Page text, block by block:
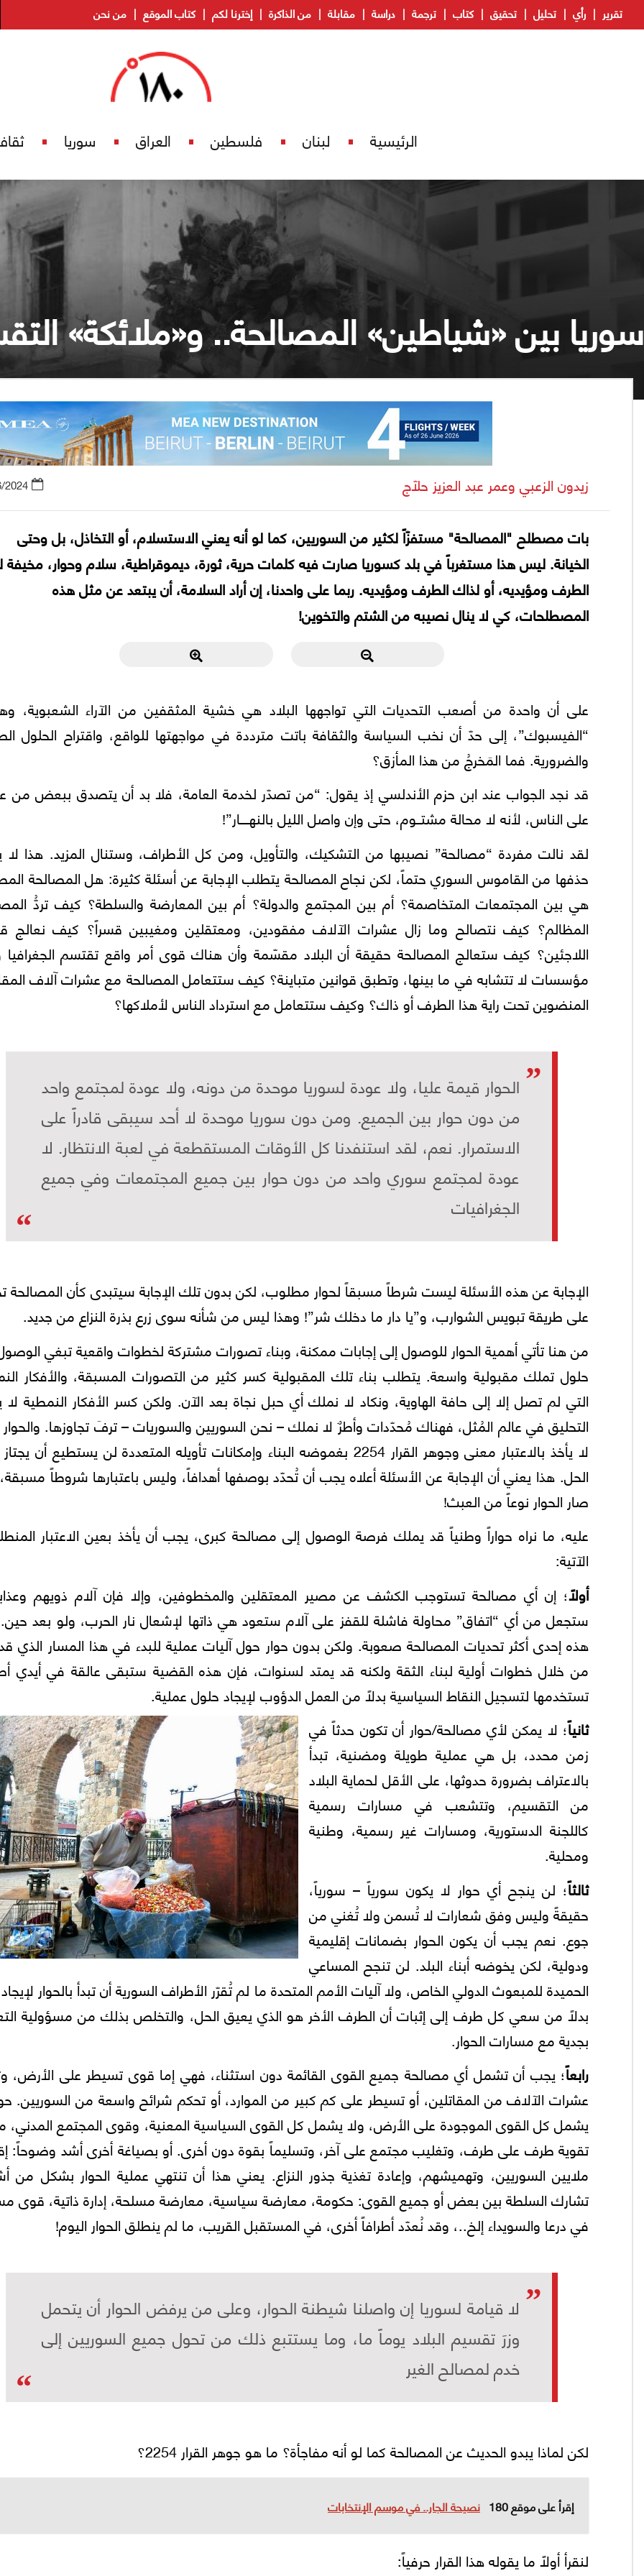
تقرير رأي تحليل تحقيق كتاب ترجمة دراسة مقابلة من الذاكرة إخترنا لكم كتاب الموقع من نحن
الرئيسية لبنان فلسطين العراق سوريا
سوريا بين «شياطين» المصالحة.. و«ملائكة»
زيدون الزعبي وعمر عبد العزيز حلّاج 2024
بات مصطلح "المصالحة" مستفزّاً لكثير من السوريين، كما لو أنه يعني الاستسلام، أو التخاذل، بل وحتى
الخيانة. ليس هذا مستغرباً في بلد كسوريا صارت فيه كلمات حرية، ثورة، ديموقراطية، سلام وحوار، مخيفة
الطرف ومؤيديه، أو لذاك الطرف ومؤيديه. ربما على واحدنا، إن أراد السلامة، أن يبتعد عن مثل هذه
المصطلحات، كي لا ينال نصيبه من الشتم والتخوين!
على أن واحدة من أصعب التحديات التي تواجهها البلاد هي خشية المثقفين من الآراء الشعبوية،
“الفيسبوك”، إلى حدّ أن نخب السياسة والثقافة باتت مترددة في مواجهتها للواقع، واقتراح الحلول
والضرورية. فما المَخرجُ من هذا المأزق؟
قد نجد الجواب عند ابن حزم الأندلسي إذ يقول: “من تصدّر لخدمة العامة، فلا بد أن يتصدق ببعض من
على الناس، لأنه لا محالة مشتــوم، حتى وإن واصل الليل بالنهــــار”!
لقد نالت مفردة “مصالحة” نصيبها من التشكيك، والتأويل، ومن كل الأطراف، وستنال المزيد. هذا لا
حذفها من القاموس السوري حتماً، لكن نجاح المصالحة يتطلب الإجابة عن أسئلة كثيرة: هل المصالحة
هي بين المجتمعات المتخاصمة؟ أم بين المجتمع والدولة؟ أم بين المعارضة والسلطة؟ كيف تردُّ
المظالم؟ كيف نتصالح وما زال عشرات الآلاف مفقودين، ومعتقلين ومغيبين قسراً؟ كيف نعالج
اللاجئين؟ كيف ستعالج المصالحة حقيقة أن البلاد مقسّمة وأن هناك قوى أمر واقع تقتسم الجغرافيا
مؤسسات لا تتشابه في ما بينها، وتطبق قوانين متباينة؟ كيف ستتعامل المصالحة مع عشرات آلاف
المنضوين تحت راية هذا الطرف أو ذاك؟ وكيف ستتعامل مع استرداد الناس لأملاكها؟
الحوار قيمة عليا، ولا عودة لسوريا موحدة من دونه، ولا عودة لمجتمع واحد
من دون حوار بين الجميع. ومن دون سوريا موحدة لا أحد سيبقى قادراً على
الاستمرار. نعم، لقد استنفدنا كل الأوقات المستقطعة في لعبة الانتظار. لا
عودة لمجتمع سوري واحد من دون حوار بين جميع المجتمعات وفي جميع
الجغرافيات
الإجابة عن هذه الأسئلة ليست شرطاً مسبقاً لحوار مطلوب، لكن بدون تلك الإجابة سيتبدى كأن المصالحة
على طريقة تبويس الشوارب، و”يا دار ما دخلك شر”! وهذا ليس من شأنه سوى زرع بذرة النزاع من جديد.
من هنا تأتي أهمية الحوار للوصول إلى إجابات ممكنة، وبناء تصورات مشتركة لخطوات واقعية تبغي
حلول تملك مقبولية واسعة. يتطلب بناء تلك المقبولية كسر كثير من التصورات المسبقة، والأفكار
التي لم تصل إلا إلى حافة الهاوية، ونكاد لا نملك أي حبل نجاة بعد الآن. ولكن كسر الأفكار النمطية
التحليق في عالم المُثل، فهناك مُحدّدات وأطرٌ لا نملك – نحن السوريين والسوريات – ترفَ تجاوزها.
لا يأخذ بالاعتبار معنى وجوهر القرار 2254 بغموضه البناء وإمكانات تأويله المتعددة لن يستطيع أن
الحل. هذا يعني أن الإجابة عن الأسئلة أعلاه يجب أن تُحدّد بوصفها أهدافاً، وليس باعتبارها شروطاً
صار الحوار نوعاً من العبث!
عليه، ما نراه حواراً وطنياً قد يملك فرصة الوصول إلى مصالحة كبرى، يجب أن يأخذ بعين الاعتبار
الآتية:
أولاً؛ إن أي مصالحة تستوجب الكشف عن مصير المعتقلين والمخطوفين، وإلا فإن آلام ذويهم
ستجعل من أي “اتفاق” محاولة فاشلة للقفز على آلام ستعود هي ذاتها لإشعال نار الحرب، ولو بعد
هذه إحدى أكثر تحديات المصالحة صعوبة. ولكن بدون حوار حول آليات عملية للبدء في هذا المسار الذي قد
من خلال خطوات أولية لبناء الثقة ولكنه قد يمتد لسنوات، فإن هذه القضية ستبقى عالقة في أيدي
تستخدمها لتسجيل النقاط السياسية بدلاً من العمل الدؤوب لإيجاد حلول عملية.
ثانياً؛ لا يمكن لأي مصالحة/حوار أن تكون حدثاً في
زمن محدد، بل هي عملية طويلة ومضنية، تبدأ
بالاعتراف بضرورة حدوثها، على الأقل لحماية البلاد
من التقسيم، وتتشعب في مسارات رسمية
كاللجنة الدستورية، ومسارات غير رسمية، وطنية
ومحلية.
ثالثاً؛ لن ينجح أي حوار لا يكون سورياً – سورياً،
حقيقةً وليس وفق شعارات لا تُسمن ولا تُغني من
جوع. نعم يجب أن يكون الحوار بضمانات إقليمية
ودولية، لكن يخوضه أبناء البلد. لن تنجح المساعي
الحميدة للمبعوث الدولي الخاص، ولا آليات الأمم المتحدة ما لم تُقرّر الأطراف السورية أن تبدأ بالحوار
بدلاً من سعي كل طرف إلى إثبات أن الطرف الأخر هو الذي يعيق الحل، والتخلص بذلك من مسؤولية
بجدية مع مسارات الحوار.
رابعاً؛ يجب أن تشمل أي مصالحة جميع القوى القائمة دون استثناء، فهي إما قوى تسيطر على الأرض،
عشرات الآلاف من المقاتلين، أو تسيطر على كم كبير من الموارد، أو تحكم شرائح واسعة من السوريين.
يشمل كل القوى الموجودة على الأرض، ولا يشمل كل القوى السياسية المعنية، وقوى المجتمع المدني،
تقوية طرف على طرف، وتغليب مجتمع على آخر، وتسليماً بقوة دون أخرى. أو بصياغة أخرى أشد وضوحاً:
ملايين السوريين، وتهميشهم، وإعادة تغذية جذور النزاع. يعني هذا أن تنتهي عملية الحوار بشكل من
تشارك السلطة بين بعض أو جميع القوى: حكومة، معارضة سياسية، معارضة مسلحة، إدارة ذاتية، قوى
في درعا والسويداء إلخ..، وقد نُعدّد أطرافاً أخرى، في المستقبل القريب، ما لم ينطلق الحوار اليوم!
لا قيامة لسوريا إن واصلنا شيطنة الحوار، وعلى من يرفض الحوار أن يتحمل
وزرَ تقسيم البلاد يوماً ما، وما يستتبع ذلك من تحول جميع السوريين إلى
خدم لمصالح الغير
لكن لماذا يبدو الحديث عن المصالحة كما لو أنه مفاجأة؟ ما هو جوهر القرار 2254؟
إقرأ على موقع 180 نصيحة الجار.. في موسم الإنتخابات
لنقرأ أولاً ما يقوله هذا القرار حرفياً: